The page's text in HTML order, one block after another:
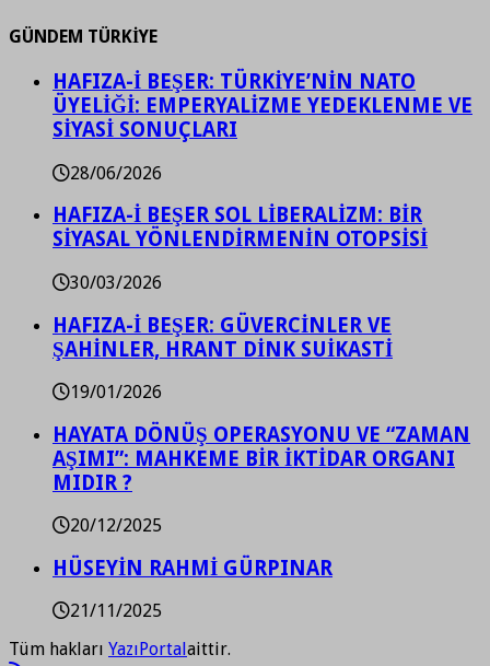
GÜNDEM TÜRKİYE
HAFIZA-İ BEŞER: TÜRKİYE’NİN NATO
ÜYELİĞİ: EMPERYALİZME YEDEKLENME VE
SİYASİ SONUÇLARI
28/06/2026
HAFIZA-İ BEŞER SOL LİBERALİZM: BİR
SİYASAL YÖNLENDİRMENİN OTOPSİSİ
30/03/2026
HAFIZA-İ BEŞER: GÜVERCİNLER VE
ŞAHİNLER, HRANT DİNK SUİKASTİ
19/01/2026
HAYATA DÖNÜŞ OPERASYONU VE “ZAMAN
AŞIMI”: MAHKEME BİR İKTİDAR ORGANI
MIDIR ?
20/12/2025
HÜSEYİN RAHMİ GÜRPINAR
21/11/2025
Tüm hakları YazıPortal aittir.